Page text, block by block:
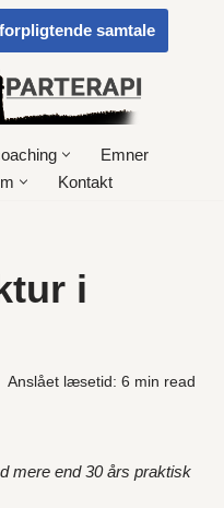
samtale
Emner
Kontakt
i
Anslået læsetid: 6 min read
mere end 30 års praktisk